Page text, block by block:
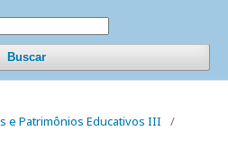
Buscar
e Patrimônios Educativos III
/